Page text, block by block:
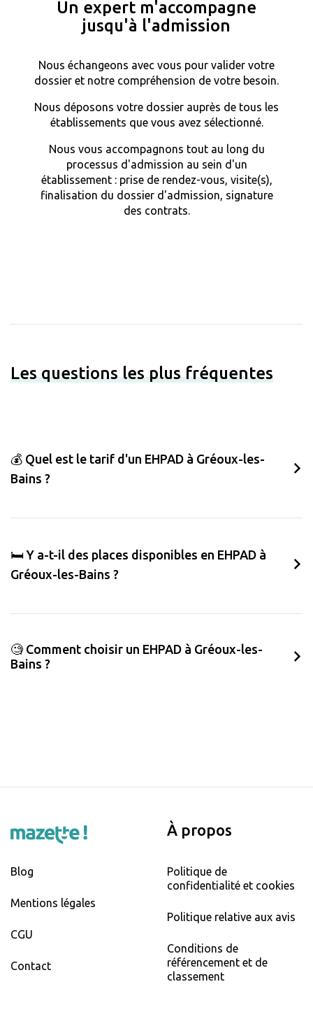
Un expert m'accompagne
jusqu'à l'admission
Nous échangeons avec vous pour valider votre
dossier et notre compréhension de votre besoin.
Nous déposons votre dossier auprès de tous les
établissements que vous avez sélectionné.
Nous vous accompagnons tout au long du
processus d'admission au sein d'un
établissement : prise de rendez-vous, visite(s),
finalisation du dossier d'admission, signature
des contrats.
Les questions les plus fréquentes
💰 Quel est le tarif d'un EHPAD à Gréoux-les-
Bains ?
🛏️ Y a-t-il des places disponibles en EHPAD à
Gréoux-les-Bains ?
🧐 Comment choisir un EHPAD à Gréoux-les-
Bains ?
Blog
Mentions légales
CGU
Contact
À propos
Politique de
confidentialité et cookies
Politique relative aux avis
Conditions de
référencement et de
classement